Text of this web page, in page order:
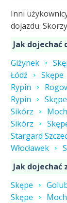
Inni
dojazdu.
Jak dojechać
Giżynek
Łódź
Skępe
Rypin
Rypin
Skępe
Sikórz
Sikórz
Stargard
Włocławek
Jak dojechać
Skępe
Skępe